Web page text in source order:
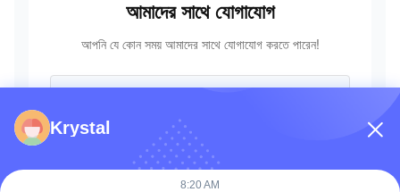
আমাদের সাথে যোগাযোগ
আপনি যে কোন সময় আমাদের সাথে যোগাযোগ করতে পারেন!
Krystal
8:20 AM